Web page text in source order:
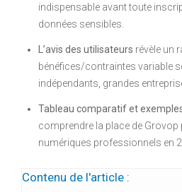
indispensable avant toute
données sensibles.
L’avis des utilisateurs révèle un
bénéfices/contraintes variable
indépendants, grandes
Tableau comparatif et
comprendre la place de Grovop
numériques professionnels en
Contenu de l'article :